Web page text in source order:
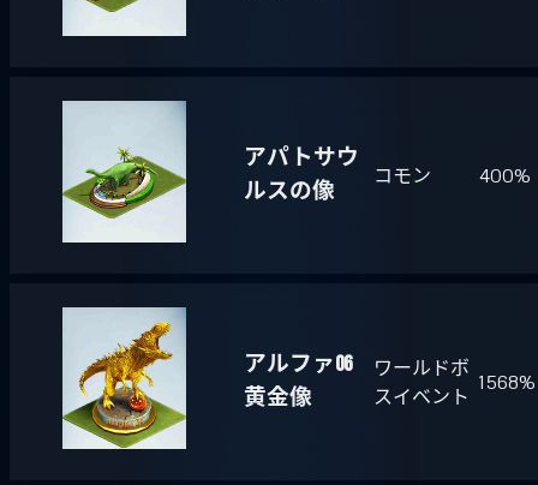
アパトサウ
ルスの像
コモン 400%
アルファ06
黄金像
ワールドボ
スイベント
1568%